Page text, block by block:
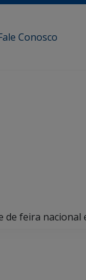
Conosco
feira nacional